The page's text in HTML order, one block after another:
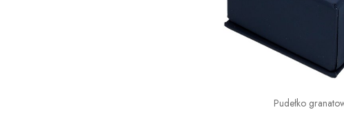
Pudełko